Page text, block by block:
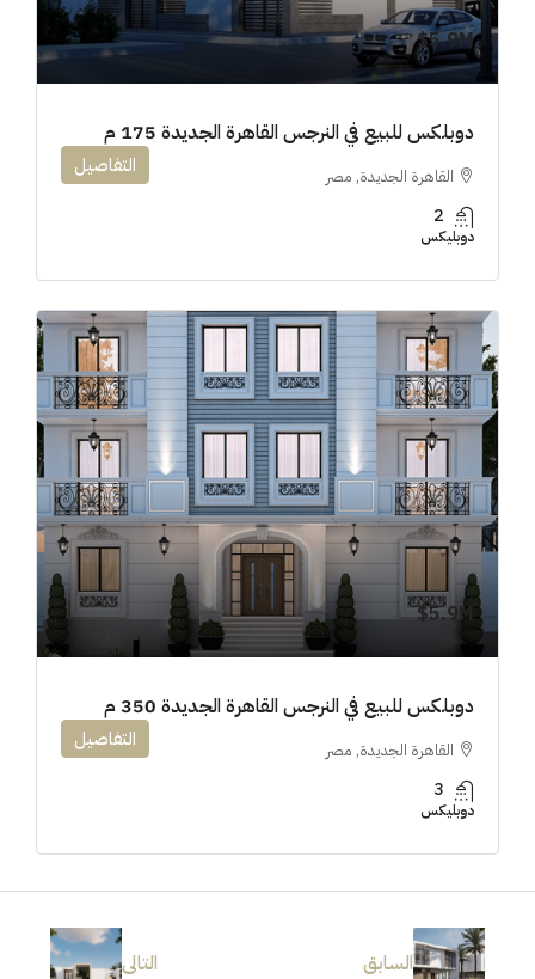
5.9M$
دوبلكس للبيع في النرجس القاهرة الجديدة 175 م
القاهرة الجديدة, مصر
2
دوبليكس
التفاصيل
5.9M$
دوبلكس للبيع في النرجس القاهرة الجديدة 350 م
القاهرة الجديدة, مصر
3
دوبليكس
التفاصيل
السابق التالى